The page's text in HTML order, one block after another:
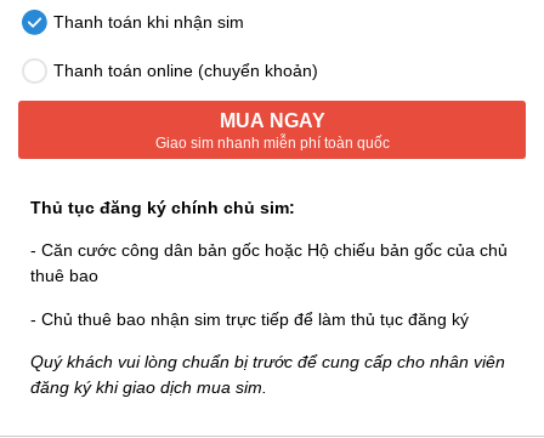
Thanh toán khi nhận sim
Thanh toán online (chuyển khoản)
MUA NGAY
Giao sim nhanh miễn phí toàn quốc
Thủ tục đăng ký chính chủ sim:
- Căn cước công dân bản gốc hoặc Hộ chiếu bản gốc của chủ
thuê bao
- Chủ thuê bao nhận sim trực tiếp để làm thủ tục đăng ký
Quý khách vui lòng chuẩn bị trước để cung cấp cho nhân viên
đăng ký khi giao dịch mua sim.